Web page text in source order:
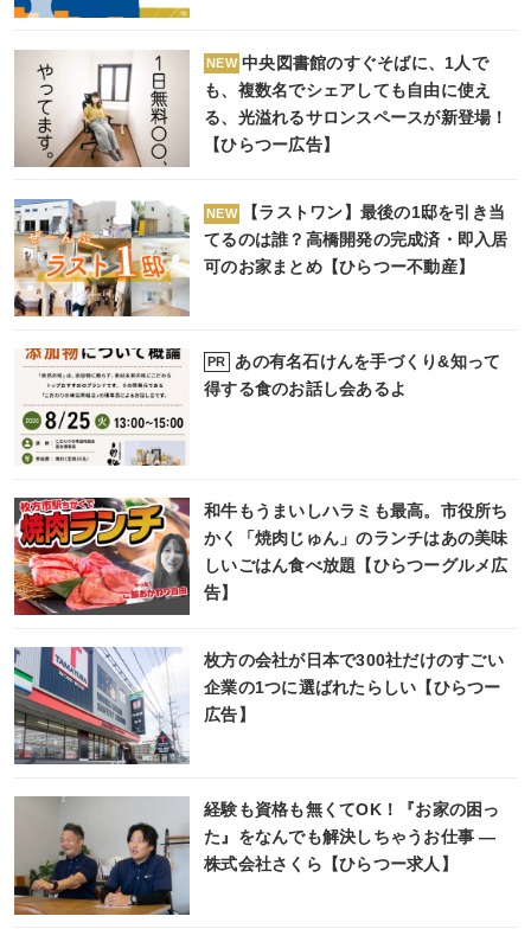
NEW 中央図書館のすぐそばに、1人で
も、複数名でシェアしても自由に使え
る、光溢れるサロンスペースが新登場！
【ひらつー広告】
NEW
【ラストワン】最後の1邸を引き当
てるのは誰？高橋開発の完成済・即入居
可のお家まとめ【ひらつー不動産】
PR
あの有名石けんを手づくり&知って
得する食のお話し会あるよ
和牛もうまいしハラミも最高。市役所ち
かく「焼肉じゅん」のランチはあの美味
しいごはん食べ放題【ひらつーグルメ広
告】
枚方の会社が日本で300社だけのすごい
企業の1つに選ばれたらしい【ひらつー
広告】
経験も資格も無くてOK！『お家の困っ
た』をなんでも解決しちゃうお仕事 ―
株式会社さくら【ひらつー求人】